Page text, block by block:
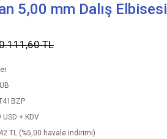
5,00 mm Dalış Elbisesi
TL
USD + KDV
TL (%5,00 havale indirimi)